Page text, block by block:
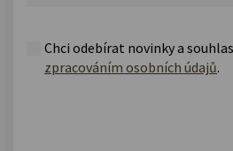
Chci odebírat novinky a
zpracováním osobních údajů.